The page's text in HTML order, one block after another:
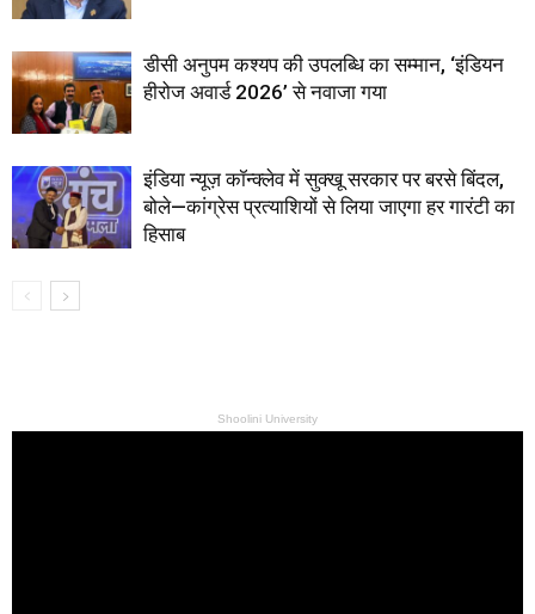
डीसी अनुपम कश्यप की उपलब्धि का सम्मान, ‘इंडियन
हीरोज अवार्ड 2026’ से नवाजा गया
इंडिया न्यूज़ कॉन्क्लेव में सुक्खू सरकार पर बरसे बिंदल,
बोले—कांग्रेस प्रत्याशियों से लिया जाएगा हर गारंटी का
हिसाब
Shoolini University